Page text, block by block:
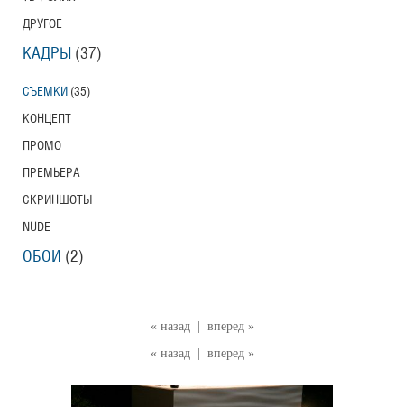
« назад
вперед »
« назад
вперед »
ДРУГОЕ
КАДРЫ (37)
СЪЕМКИ (35)
КОНЦЕПТ
ПРОМО
ПРЕМЬЕРА
СКРИНШОТЫ
NUDE
ОБОИ (2)